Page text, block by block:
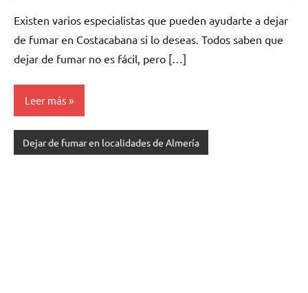
Existen varios especialistas quе pueden ayudarte а dejar
dе fumar en Costacabana ѕi lo deseas. Todos saben quе
dejar dе fumar no es fácil, perο […]
Leer más
Dejar de fumar en localidades de Almería